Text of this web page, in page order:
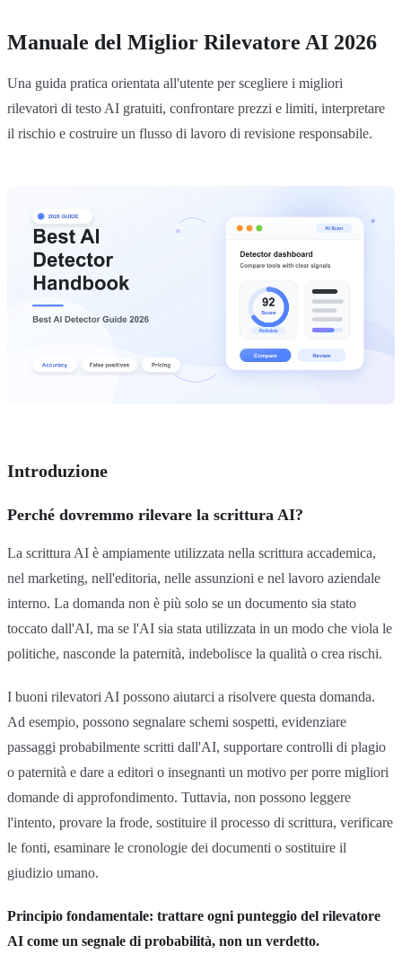
Manuale del Miglior Rilevatore AI 2026
Una guida pratica orientata all'utente per scegliere i migliori
rilevatori di testo AI gratuiti, confrontare prezzi e limiti, interpretare
il rischio e costruire un flusso di lavoro di revisione responsabile.
Introduzione
Perché dovremmo rilevare la scrittura AI?
La scrittura AI è ampiamente utilizzata nella scrittura accademica,
nel marketing, nell'editoria, nelle assunzioni e nel lavoro aziendale
interno. La domanda non è più solo se un documento sia stato
toccato dall'AI, ma se l'AI sia stata utilizzata in un modo che viola le
politiche, nasconde la paternità, indebolisce la qualità o crea rischi.
I buoni rilevatori AI possono aiutarci a risolvere questa domanda.
Ad esempio, possono segnalare schemi sospetti, evidenziare
passaggi probabilmente scritti dall'AI, supportare controlli di plagio
o paternità e dare a editori o insegnanti un motivo per porre migliori
domande di approfondimento. Tuttavia, non possono leggere
l'intento, provare la frode, sostituire il processo di scrittura, verificare
le fonti, esaminare le cronologie dei documenti o sostituire il
giudizio umano.
Principio fondamentale: trattare ogni punteggio del rilevatore
AI come un segnale di probabilità, non un verdetto.